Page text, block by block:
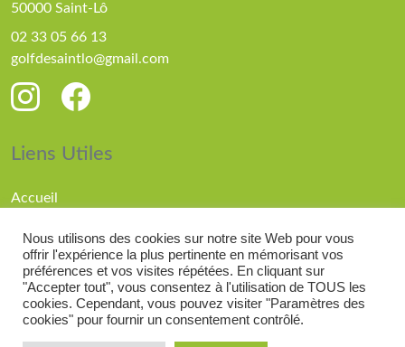
50000 Saint-Lô
02 33 05 66 13
golfdesaintlo@gmail.com
Liens Utiles
Accueil
Compétitions
Actualités
© 2026 Golf de Saint Lô | Mentions légales
Nous utilisons des cookies sur notre site Web pour vous
offrir l'expérience la plus pertinente en mémorisant vos
préférences et vos visites répétées. En cliquant sur
"Accepter tout", vous consentez à l'utilisation de TOUS les
cookies. Cependant, vous pouvez visiter "Paramètres des
cookies" pour fournir un consentement contrôlé.